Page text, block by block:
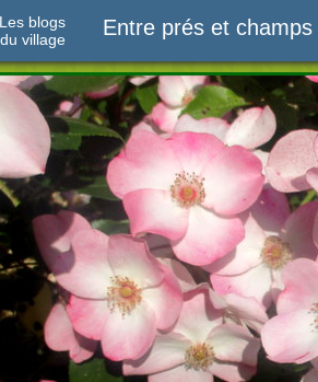
Les blogs
du village
Entre prés et champs